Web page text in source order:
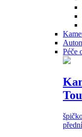
Péče